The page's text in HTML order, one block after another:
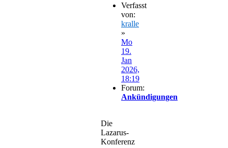
Verfasst
von:
kralle
»
Mo
19.
Jan
2026,
18:19
Forum:
Ankündigungen
Die
Lazarus-
Konferenz